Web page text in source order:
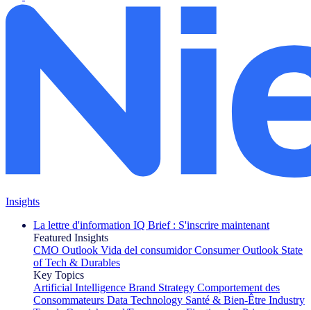
Insights
La lettre d'information IQ Brief : S'inscrire maintenant
Featured Insights
CMO Outlook Vida del consumidor Consumer Outlook State
of Tech & Durables
Key Topics
Artificial Intelligence Brand Strategy Comportement des
Consommateurs Data Technology Santé & Bien-Être Industry